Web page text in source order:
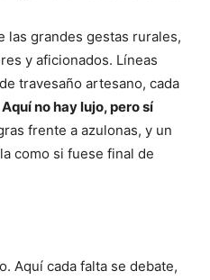
las grandes gestas rurales,
y aficionados. Líneas
travesaño artesano, cada
Aquí no hay lujo, pero sí
frente a azulonas, y un
como si fuese final de
Aquí cada falta se debate,